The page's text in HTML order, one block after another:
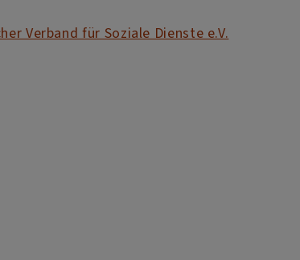
Verband für Soziale Dienste e.V.